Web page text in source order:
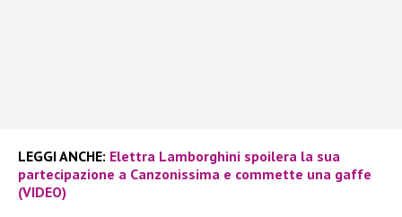
LEGGI ANCHE: Elettra Lamborghini spoilera la sua
partecipazione a Canzonissima e commette una gaffe
(VIDEO)